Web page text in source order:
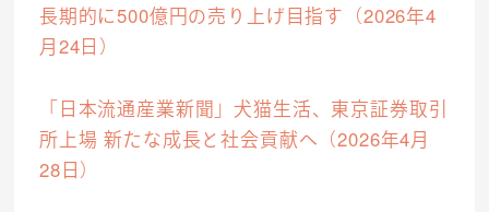
M&Aについて
ニュース
IR情報
長期的に500億円の売り上げ目指す（2026年4
月24日）
「日本流通産業新聞」犬猫生活、東京証券取引
所上場 新たな成長と社会貢献へ（2026年4月
28日）